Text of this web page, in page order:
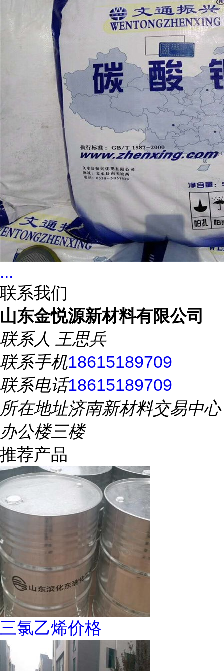
...
联系我们
山东金悦源新材料有限公司
联系人 王思兵
联系手机18615189709
联系电话18615189709
所在地址济南新材料交易中心
办公楼三楼
推荐产品
三氯乙烯价格